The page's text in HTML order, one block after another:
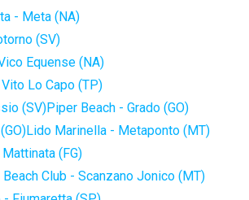
- Meta (NA)
(SV)
Equense (NA)
Lo Capo (TP)
(SV)Piper Beach - Grado (GO)
Lido Marinella - Metaponto (MT)
(FG)
Club - Scanzano Jonico (MT)